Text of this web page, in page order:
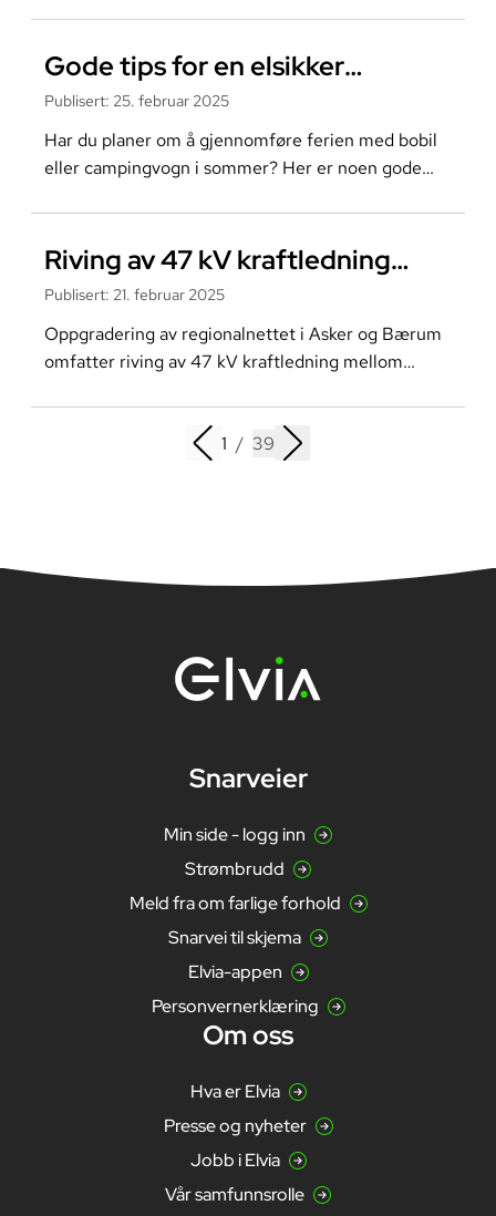
Les mer om
Gode tips for en elsikker
campingferie
Publisert: 25. februar 2025
Har du planer om å gjennomføre ferien med bobil
eller campingvogn i sommer? Her er noen gode
Les mer om
Riving av 47 kV kraftledning
Hamang - Berger
Publisert: 21. februar 2025
Oppgradering av regionalnettet i Asker og Bærum
omfatter riving av 47 kV kraftledning mellom
1 / 39
Snarveier
Min side - logg inn
Strømbrudd
Meld fra om farlige forhold
Snarvei til skjema
Elvia-appen
Personvernerklæring
Om oss
Hva er Elvia
Presse og nyheter
Jobb i Elvia
Vår samfunnsrolle